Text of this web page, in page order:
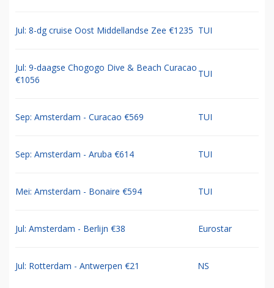
Jul: 8-dg cruise Oost Middellandse Zee €1235 TUI
Jul: 9-daagse Chogogo Dive & Beach Curacao
€1056
TUI
Sep: Amsterdam - Curacao €569 TUI
Sep: Amsterdam - Aruba €614 TUI
Mei: Amsterdam - Bonaire €594 TUI
Jul: Amsterdam - Berlijn €38 Eurostar
Jul: Rotterdam - Antwerpen €21 NS